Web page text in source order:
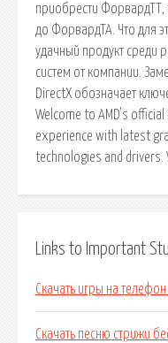
приобрести ФорвардТТ,
до ФорвардТА. Что для
удачный продукт среди
систем от компании.
DirectX обозначает
Welcome to AMD's
experience with latest
technologies and drivers.
Links to Important
Скачать игры на
Скачать песню стрижи